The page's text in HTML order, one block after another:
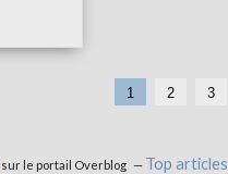
1 2 3
sur le portail Overblog Top articles